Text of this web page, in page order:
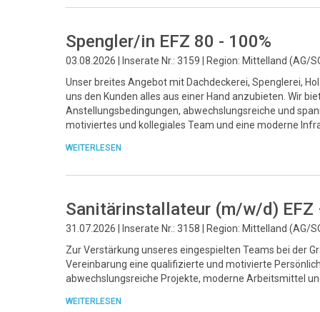
Spengler/in EFZ 80 - 100%
03.08.2026 | Inserate Nr.: 3159 | Region: Mittelland (AG/
Unser breites Angebot mit Dachdeckerei, Spenglerei,
uns den Kunden alles aus einer Hand anzubieten. Wir
Anstellungsbedingungen, abwechslungsreiche und
motiviertes und kollegiales Team und eine moderne
WEITERLESEN
Sanitärinstallateur (m/w/d) EFZ
31.07.2026 | Inserate Nr.: 3158 | Region: Mittelland (AG/
Zur Verstärkung unseres eingespielten Teams bei der
Vereinbarung eine qualifizierte und motivierte
abwechslungsreiche Projekte, moderne Arbeitsmittel
WEITERLESEN